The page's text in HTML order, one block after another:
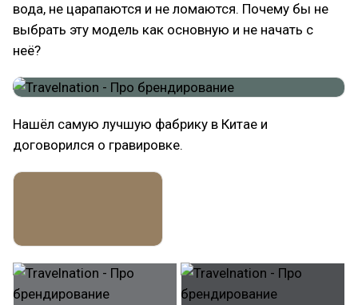
вода, не царапаются и не ломаются. Почему бы не
выбрать эту модель как основную и не начать с
неё?
Нашёл самую лучшую фабрику в Китае и
договорился о гравировке.